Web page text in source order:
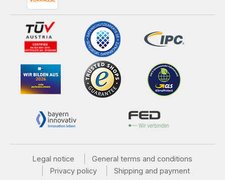
Legal notice
General terms and conditions
Privacy policy
Shipping and payment